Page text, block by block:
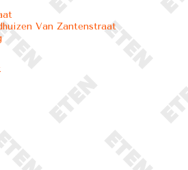
Van Zantenstraat